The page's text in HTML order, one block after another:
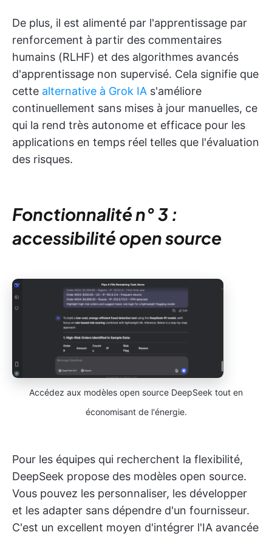
De plus, il est alimenté par l'apprentissage par
renforcement à partir des commentaires
humains (RLHF) et des algorithmes avancés
d'apprentissage non supervisé. Cela signifie que
cette alternative à Grok IA s'améliore
continuellement sans mises à jour manuelles, ce
qui la rend très autonome et efficace pour les
applications en temps réel telles que l'évaluation
des risques.
Fonctionnalité n° 3 :
accessibilité open source
Accédez aux modèles open source DeepSeek tout en
économisant de l'énergie.
Pour les équipes qui recherchent la flexibilité,
DeepSeek propose des modèles open source.
Vous pouvez les personnaliser, les développer
et les adapter sans dépendre d'un fournisseur.
C'est un excellent moyen d'intégrer l'IA avancée